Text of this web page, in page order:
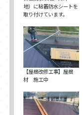
地）に粘着防水シートを
取り付けています。
【屋根改修工事】屋根
材 施工中